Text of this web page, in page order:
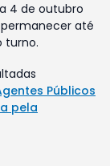
4 de outubro
até
turno.
Públicos
pela